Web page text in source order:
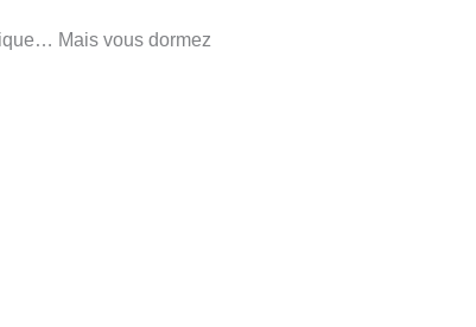
Mais vous dormez